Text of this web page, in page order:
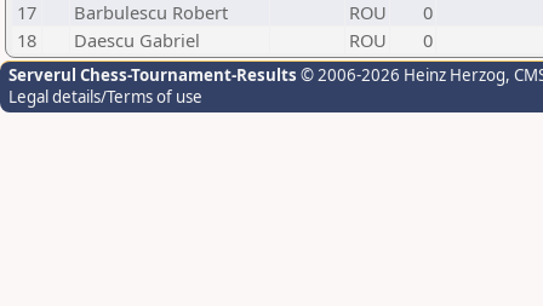
17
Barbulescu Robert ROU
0
18
Daescu Gabriel ROU 0
Serverul Chess-Tournament-Results © 2006-2026 Heinz Herzog,
Legal details/Terms of use